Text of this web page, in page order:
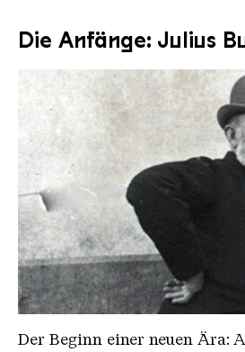
Die Anfänge: Julius
Julius Buch (ca.19XX)
Copyright: Weltkulturerbe
Der Beginn einer neuen Ära: